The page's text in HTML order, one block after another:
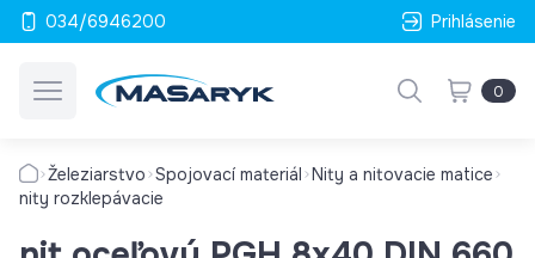
034/6946200 Prihlásenie
0
Železiarstvo Spojovací materiál Nity a nitovacie matice
nity rozklepávacie